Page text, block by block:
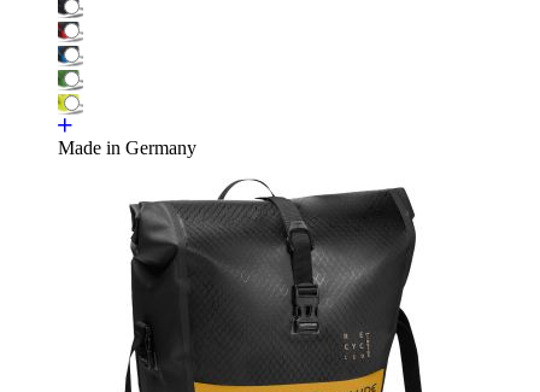
Made in Germany